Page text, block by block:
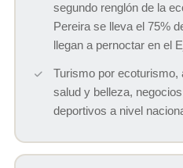
segundo renglón de la
Pereira se lleva el 75%
llegan a pernoctar en el
Turismo por ecoturismo,
salud y belleza,
deportivos a nivel